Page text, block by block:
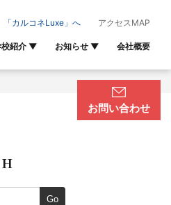
「カルコネLuxe」へ アクセスMAP
紹介 ▼ お知らせ ▼ 会社概要
お問い合わせ
Go